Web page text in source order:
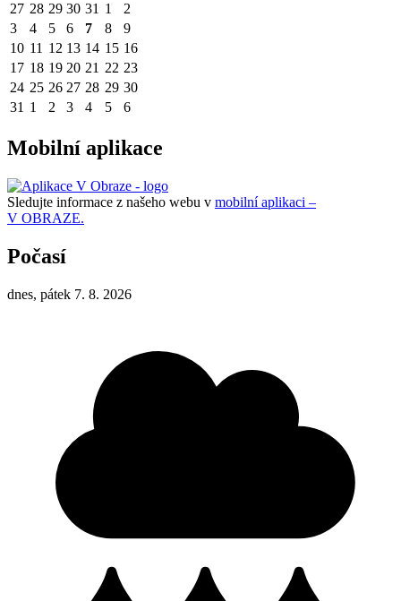
27 28 29 30 31 1
2
3
4 5 6 7 8
9
10 11 12 13 14 15 16
17 18 19 20 21 22 23
24 25 26 27 28 29 30
31 1 2 3 4 5 6
Mobilní aplikace
Sledujte informace z našeho webu v mobilní aplikaci –
V OBRAZE.
Počasí
dnes, pátek 7. 8. 2026